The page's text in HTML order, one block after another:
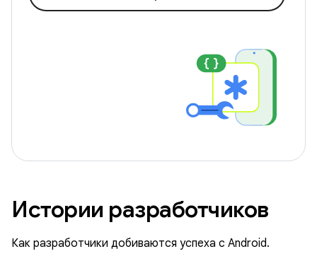
Истории разработчиков
Как разработчики добиваются успеха с Android.